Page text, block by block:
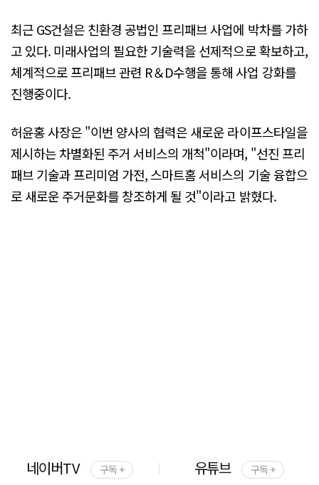
최근 GS건설은 친환경 공법인 프리패브 사업에 박차를 가하
고 있다. 미래사업의 필요한 기술력을 선제적으로 확보하고,
체계적으로 프리패브 관련 R＆D수행을 통해 사업 강화를
진행중이다.
허윤홍 사장은 "이번 양사의 협력은 새로운 라이프스타일을
제시하는 차별화된 주거 서비스의 개척"이라며, "선진 프리
패브 기술과 프리미엄 가전, 스마트홈 서비스의 기술 융합으
로 새로운 주거문화를 창조하게 될 것"이라고 밝혔다.
네이버TV 구독 + 유튜브 구독 +